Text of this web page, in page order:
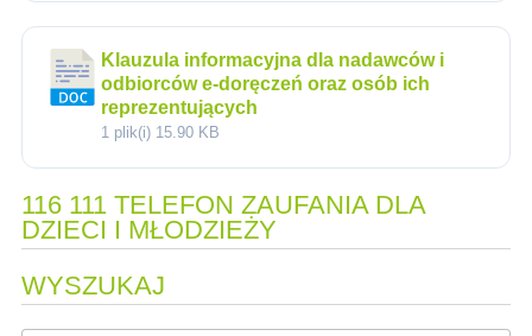
Klauzula informacyjna dla nadawców i
odbiorców e-doręczeń oraz osób ich
reprezentujących
1 plik(i) 15.90 KB
116 111 TELEFON ZAUFANIA DLA
DZIECI I MŁODZIEŻY
WYSZUKAJ